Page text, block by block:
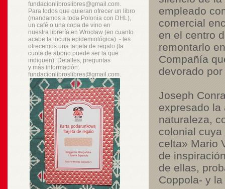
fundacionlibroslibres@gmail.com.
Para todos que quieran ofrecer un libro
(mandamos a toda Polonia con DHL),
un café o una copa de vino en
nuestra libreríaen Wrocław (en cuanto
acabe la locura epidemiológica) - les
ofrecemos una tarjeta de regalo (la
cuota de abono puede ser la que
indiquen). Detalles, preguntas
y másinformación:
fundacionlibroslibres@gmail.com.
empleado
comercial
en el centro
remontarlo
Compañía
devorado
Joseph
expresado la
naturaleza,
colonial
celta» Mario
de
de ellas,
Coppola- y